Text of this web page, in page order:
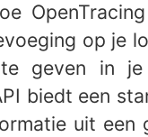
op je
geven in je
biedt een
uit een